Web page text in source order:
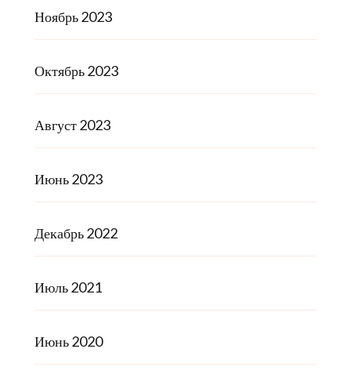
Ноябрь 2023
Октябрь 2023
Август 2023
Июнь 2023
Декабрь 2022
Июль 2021
Июнь 2020